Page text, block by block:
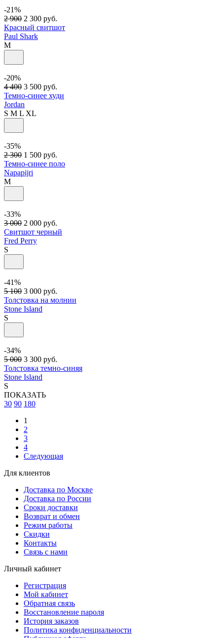
-21%
2 900 2 300 руб.
Красный свитшот
Paul Shark
M
-20%
4 400 3 500 руб.
Темно-синее худи
Jordan
S M L XL
-35%
2 300 1 500 руб.
Темно-синее поло
Napapijri
M
-33%
3 000 2 000 руб.
Свитшот черный
Fred Perry
S
-41%
5 100 3 000 руб.
Толстовка на молнии
Stone Island
S
-34%
5 000 3 300 руб.
Толстовка темно-синяя
Stone Island
S
ПОКАЗАТЬ
30 90 180
1
2
3
4
Следующая
Для клиентов
Доставка по Москве
Доставка по России
Сроки доставки
Возврат и обмен
Режим работы
Скидки
Контакты
Связь с нами
Личный кабинет
Регистрация
Мой кабинет
Обратная связь
Восстановление пароля
История заказов
Политика конфиденциальности